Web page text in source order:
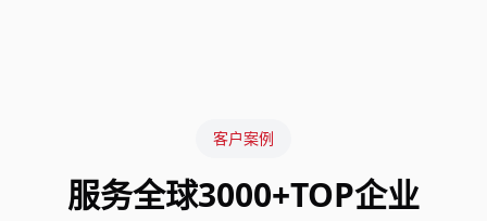
客户案例
服务全球3000+TOP企业